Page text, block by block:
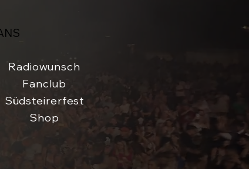
Radiowunsch
Fanclub
Südsteirerfest
Shop